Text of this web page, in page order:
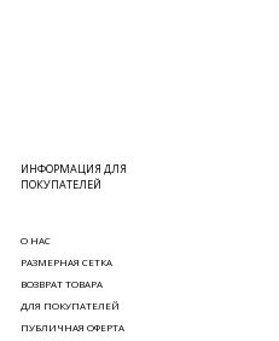
ВОЗВРАТ ТОВАРА
ДЛЯ ПОКУПАТЕЛЕЙ
О НАС
РАЗМЕРНАЯ СЕТКА
ИНФОРМАЦИЯ ДЛЯ
ПОКУПАТЕЛЕЙ
ПУБЛИЧНАЯ ОФЕРТА